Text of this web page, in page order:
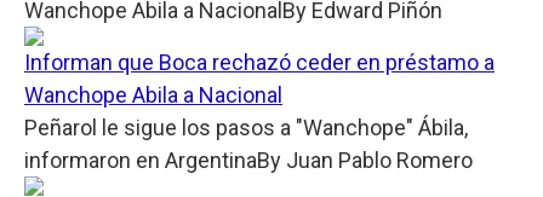
Wanchope Abila a Nacional By Edward Piñón
Informan que Boca rechazó ceder en préstamo a
Wanchope Abila a Nacional
Peñarol le sigue los pasos a "Wanchope" Ábila,
informaron en ArgentinaBy Juan Pablo Romero